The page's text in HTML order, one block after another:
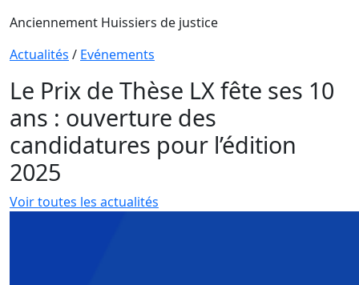
Anciennement Huissiers de justice
Actualités / Evénements
Le Prix de Thèse LX fête ses 10
ans : ouverture des
candidatures pour l’édition
2025
Voir toutes les actualités